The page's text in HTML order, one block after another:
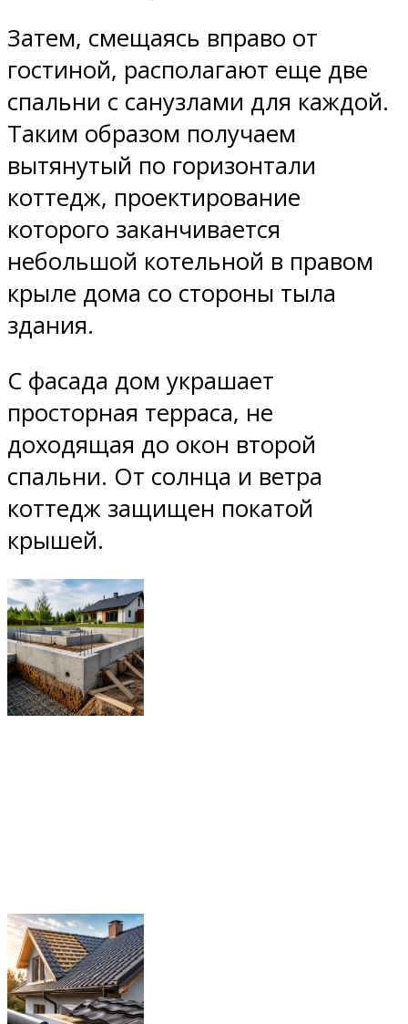
Затем, смещаясь вправо от
гостиной, располагают еще две
спальни с санузлами для каждой.
Таким образом получаем
вытянутый по горизонтали
коттедж, проектирование
которого заканчивается
небольшой котельной в правом
крыле дома со стороны тыла
здания.
С фасада дом украшает
просторная терраса, не
доходящая до окон второй
спальни. От солнца и ветра
коттедж защищен покатой
крышей.